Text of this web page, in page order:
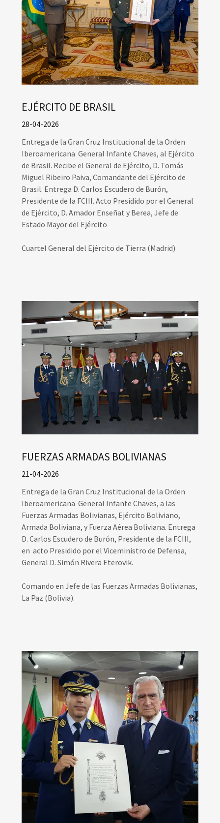
EJÉRCITO DE BRASIL
28-04-2026
Entrega de la Gran Cruz Institucional de la Orden
Iberoamericana General Infante Chaves, al Ejército
de Brasil. Recibe el General de Ejército, D. Tomás
Miguel Ribeiro Paiva, Comandante del Ejército de
Brasil. Entrega D. Carlos Escudero de Burón,
Presidente de la FCIII. Acto Presidido por el General
de Ejército, D. Amador Enseñat y Berea, Jefe de
Estado Mayor del Ejército
Cuartel General del Ejército de Tierra (Madrid)
FUERZAS ARMADAS BOLIVIANAS
21-04-2026
Entrega de la Gran Cruz Institucional de la Orden
Iberoamericana General Infante Chaves, a las
Fuerzas Armadas Bolivianas, Ejército Boliviano,
Armada Boliviana, y Fuerza Aérea Boliviana. Entrega
D. Carlos Escudero de Burón, Presidente de la FCIII,
en acto Presidido por el Viceministro de Defensa,
General D. Simón Rivera Eterovik.
Comando en Jefe de las Fuerzas Armadas Bolivianas,
La Paz (Bolivia).